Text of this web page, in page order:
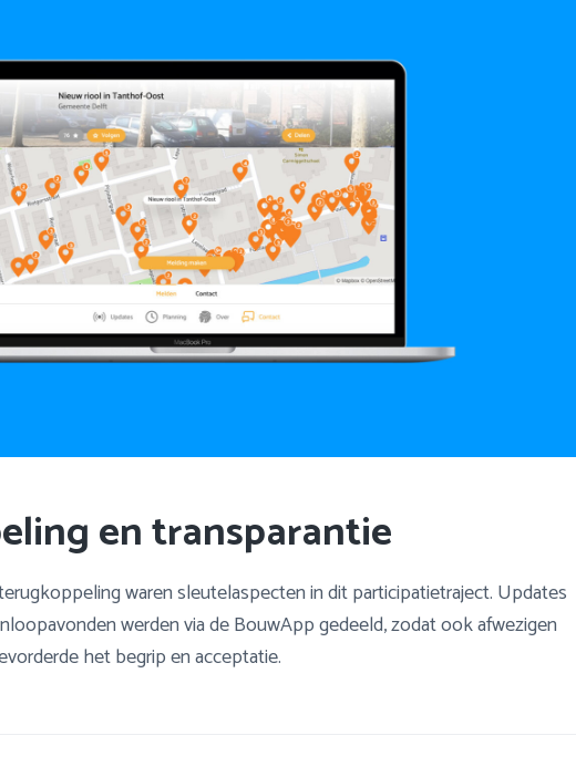
en transparantie
waren sleutelaspecten in dit participatietraject. Updates
werden via de BouwApp gedeeld, zodat ook afwezigen
het begrip en acceptatie.